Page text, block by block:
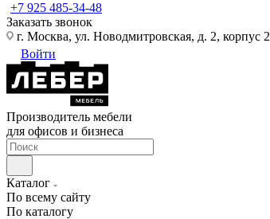
+7 925 485-34-48
Заказать звонок
г. Москва, ул. Новодмитровская, д. 2, корпус 2
Войти
Производитель мебели
для офисов и бизнеса
Каталог
По всему сайту
По каталогу